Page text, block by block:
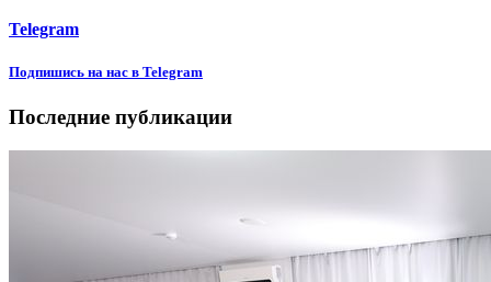
Telegram
Подпишиcь на нас в Telegram
Последние публикации